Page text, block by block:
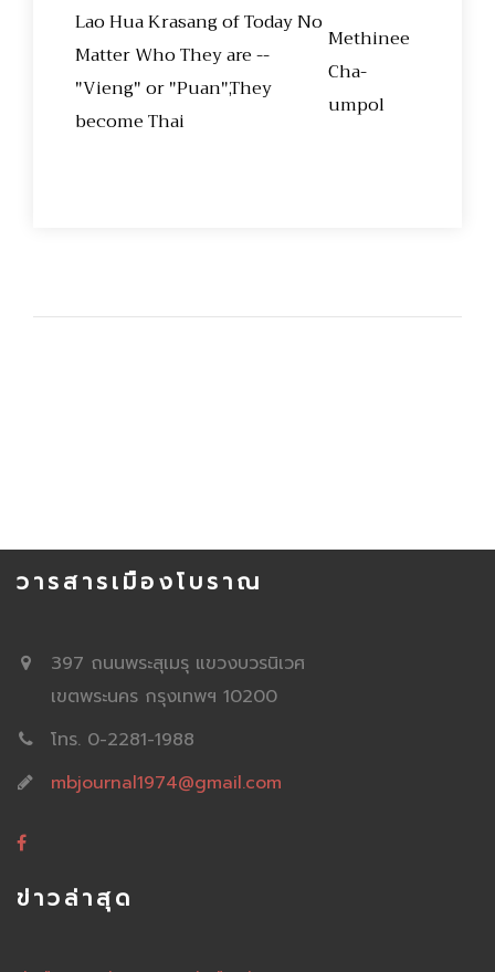
Lao Hua Krasang of Today No
Matter Who They are --
"Vieng" or "Puan",They
become Thai
Methinee
Cha-
umpol
วารสารเมืองโบราณ
397 ถนนพระสุเมรุ แขวงบวรนิเวศ
เขตพระนคร กรุงเทพฯ 10200
โทร. 0-2281-1988
mbjournal1974@gmail.com
ข่าวล่าสุด